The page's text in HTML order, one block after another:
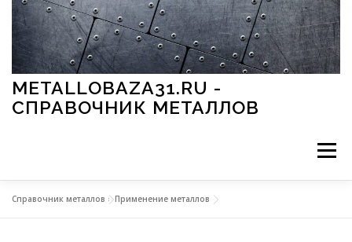
Перейти к содержимому
METALLOBAZA31.RU -
СПРАВОЧНИК МЕТАЛЛОВ
Меню
Справочник металлов »Применение металлов